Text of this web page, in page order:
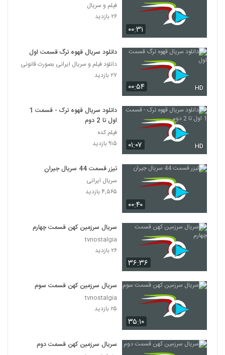
۰۰:۳۱
فیلم و سریال
۲۶ بازدید
۰۰:۵۴ HD
دانلود سریال قهوه ترگ قسمت اول
دانلود فیلم و سریال ایرانی بصورت قانونی
۲۷ بازدید
۰۱:۰۷ HD
دانلود سریال قهوه ترک - قسمت 1
اول تا 2 دوم
فیلم کده
۹۱۵ بازدید
۰۰:۴۰
تیزر قسمت 44 سریال جیران
سریال ایرانی
۴,۵۶۵ بازدید
۳۶:۳۶
سریال سرزمین کهن قسمت چهارم
tvnostalgia
۲۶ بازدید
۳۵:۱۰
سریال سرزمین کهن قسمت سوم
tvnostalgia
۲۵ بازدید
سریال سرزمین کهن قسمت دوم